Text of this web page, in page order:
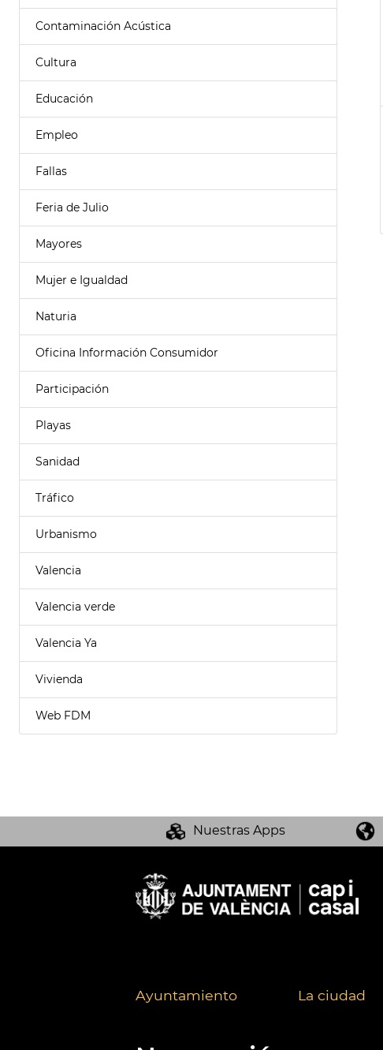
Contaminación Acústica
Cultura
Educación
Empleo
Fallas
Feria de Julio
Mayores
Mujer e Igualdad
Naturia
Oficina Información Consumidor
Participación
Playas
Sanidad
Tráfico
Urbanismo
Valencia
Valencia verde
Valencia Ya
Vivienda
Web FDM
Nuestras Apps
Ayuntamiento La ciudad